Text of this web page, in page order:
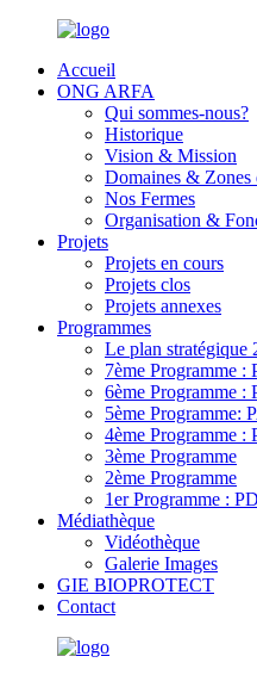
Accueil
ONG ARFA
Qui sommes-nous?
Historique
Vision & Mission
Domaines & Zones
Nos Fermes
Organisation &
Projets
Projets en cours
Projets clos
Projets annexes
Programmes
Le plan stratégique
7ème Programme :
6ème Programme :
5ème Programme:
4ème Programme :
3ème Programme
2ème Programme
1er Programme :
Médiathèque
Vidéothèque
Galerie Images
GIE BIOPROTECT
Contact